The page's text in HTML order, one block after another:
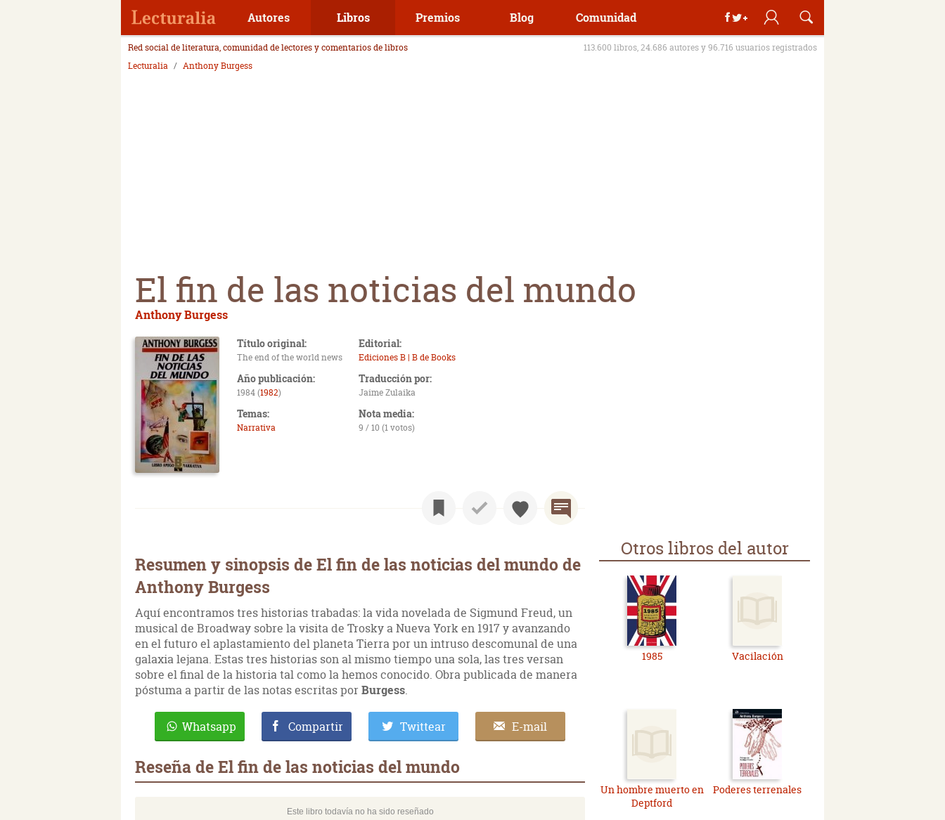
Autores Libros Premios Blog Comunidad
Red social de literatura, comunidad de lectores y comentarios de libros
113.600 libros, 24.686 autores y 96.716 usuarios registrados
Lecturalia
Anthony Burgess
El fin de las noticias del mundo
Anthony Burgess
Título original:
The end of the world news
Editorial:
Ediciones B | B de Books
Año publicación:
1984 (1982)
Traducción por:
Jaime Zulaika
Temas:
Narrativa
Nota media:
9 / 10 (1 votos)
Resumen y sinopsis de El fin de las noticias del mundo de
Anthony Burgess
Aquí encontramos tres historias trabadas: la vida novelada de Sigmund Freud, un
musical de Broadway sobre la visita de Trosky a Nueva York en 1917 y avanzando
en el futuro el aplastamiento del planeta Tierra por un intruso descomunal de una
galaxia lejana. Estas tres historias son al mismo tiempo una sola, las tres versan
sobre el final de la historia tal como la hemos conocido. Obra publicada de manera
póstuma a partir de las notas escritas por Burgess.
Whatsapp Compartir Twittear E-mail
Reseña de El fin de las noticias del mundo
Este libro todavía no ha sido reseñado
Otros libros del autor
1985 Vacilación
Un hombre muerto en
Deptford
Poderes terrenales